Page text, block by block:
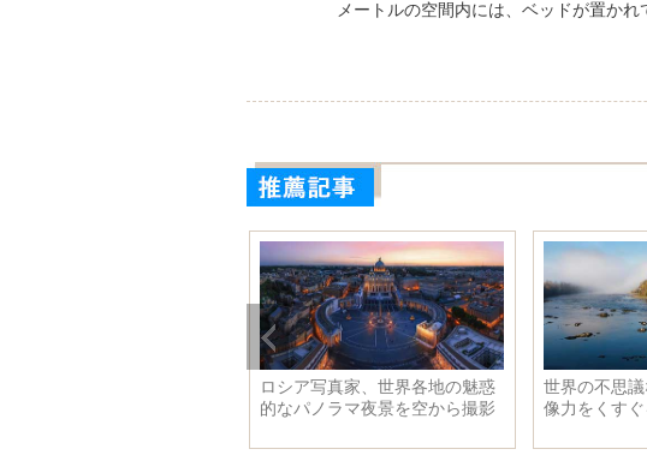
メートルの空間内には、ベッドが置か
ロシア写真家、世界各地の魅惑
的なパノラマ夜景を空から撮影
世界の不思
像力をくすぐ